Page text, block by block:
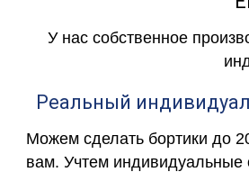
У нас собственное
Реальный
Можем сделать бортики до
вам. Учтем индивидуальные